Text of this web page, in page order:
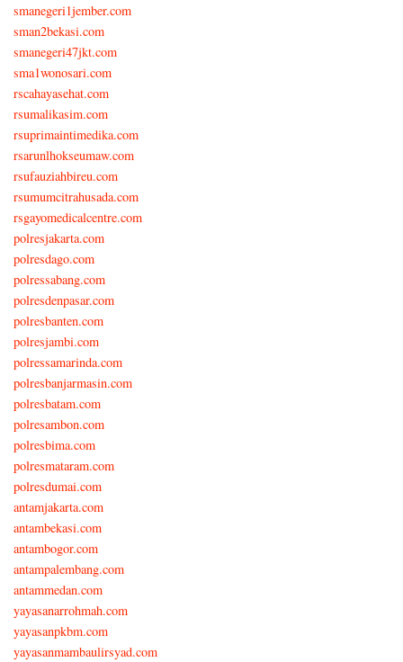
smanegeri1jember.com
sman2bekasi.com
smanegeri47jkt.com
sma1wonosari.com
rscahayasehat.com
rsumalikasim.com
rsuprimaintimedika.com
rsarunlhokseumaw.com
rsufauziahbireu.com
rsumumcitrahusada.com
rsgayomedicalcentre.com
polresjakarta.com
polresdago.com
polressabang.com
polresdenpasar.com
polresbanten.com
polresjambi.com
polressamarinda.com
polresbanjarmasin.com
polresbatam.com
polresambon.com
polresbima.com
polresmataram.com
polresdumai.com
antamjakarta.com
antambekasi.com
antambogor.com
antampalembang.com
antammedan.com
yayasanarrohmah.com
yayasanpkbm.com
yayasanmambaulirsyad.com